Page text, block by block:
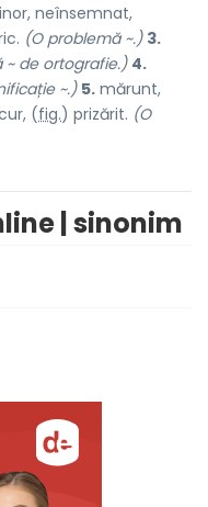
neînsemnat,
(O problemă ~.) 3.
~ de ortografie.) 4.
~.) 5. mărunt,
ur, (fig.) prizărit. (O
| sinonim